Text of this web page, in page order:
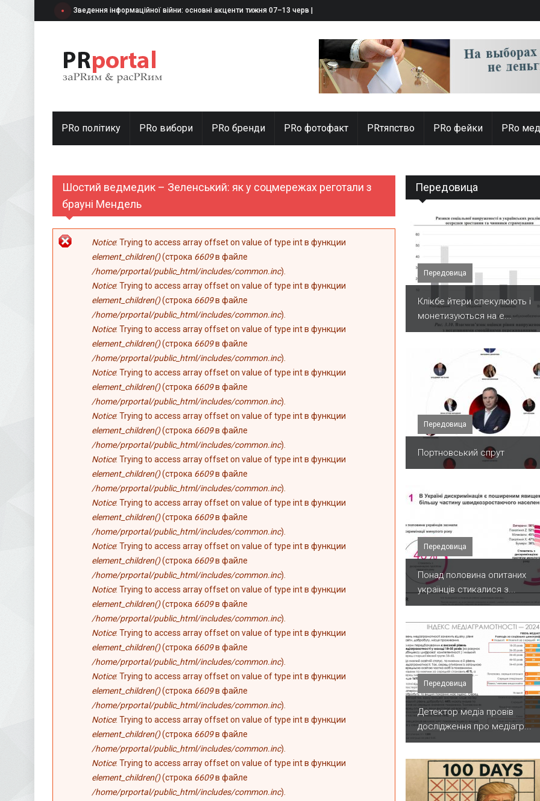
Перейти к основному содержаниюЗведення інформаційної війни: основні акценти тижня 07–13 червня 2025
PRo політику PRo вибори PRо бренди PRо фотофакт PRтяпство PRo фейки PRo
Шостий ведмедик – Зеленський: як у соцмережах реготали з
брауні Мендель
Сообщение об ошибке
Notice: Trying to access array offset on value of type int в функции
element_children()(строка 6609в файле
/home/prportal/public_html/includes/common.inc).
Notice: Trying to access array offset on value of type int в функции
element_children()(строка 6609в файле
/home/prportal/public_html/includes/common.inc).
Notice: Trying to access array offset on value of type int в функции
element_children()(строка 6609в файле
/home/prportal/public_html/includes/common.inc).
Notice: Trying to access array offset on value of type int в функции
element_children()(строка 6609в файле
/home/prportal/public_html/includes/common.inc).
Notice: Trying to access array offset on value of type int в функции
element_children()(строка 6609в файле
/home/prportal/public_html/includes/common.inc).
Notice: Trying to access array offset on value of type int в функции
element_children()(строка 6609в файле
/home/prportal/public_html/includes/common.inc).
Notice: Trying to access array offset on value of type int в функции
element_children()(строка 6609в файле
/home/prportal/public_html/includes/common.inc).
Notice: Trying to access array offset on value of type int в функции
element_children()(строка 6609в файле
/home/prportal/public_html/includes/common.inc).
Notice: Trying to access array offset on value of type int в функции
element_children()(строка 6609в файле
/home/prportal/public_html/includes/common.inc).
Notice: Trying to access array offset on value of type int в функции
element_children()(строка 6609в файле
/home/prportal/public_html/includes/common.inc).
Notice: Trying to access array offset on value of type int в функции
element_children()(строка 6609в файле
/home/prportal/public_html/includes/common.inc).
Notice: Trying to access array offset on value of type int в функции
element_children()(строка 6609в файле
/home/prportal/public_html/includes/common.inc).
Notice: Trying to access array offset on value of type int в функции
element_children()(строка 6609в файле
/home/prportal/public_html/includes/common.inc).
Передовица
Передовица
Клікбе йтери спекулюють і
монетизуються на е...
Передовица
Портновський спрут
Передовица
Понад половина опитаних
українців стикалися з...
Передовица
Детектор медіа провів
дослідження про медіагр...